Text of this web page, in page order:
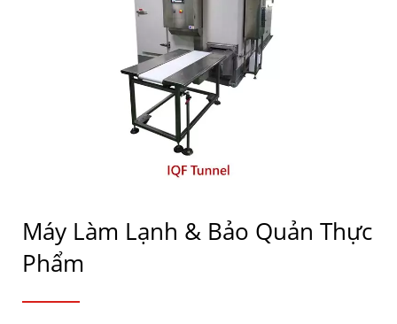
INDUSTRIAL CO.
Máy Làm Lạnh & Bảo Quản Thực
Phẩm